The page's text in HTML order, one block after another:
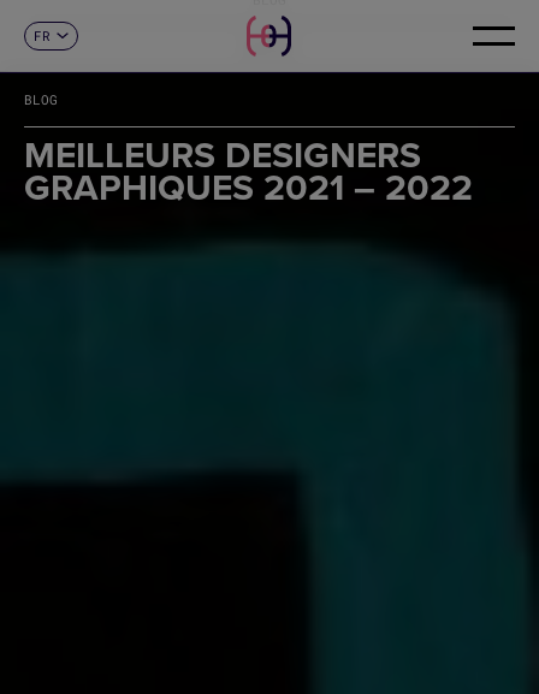
EN
FR
DE
IT
PT
CONTACT
BLOG
MEILLEURS DESIGNERS
GRAPHIQUES 2021 – 2022